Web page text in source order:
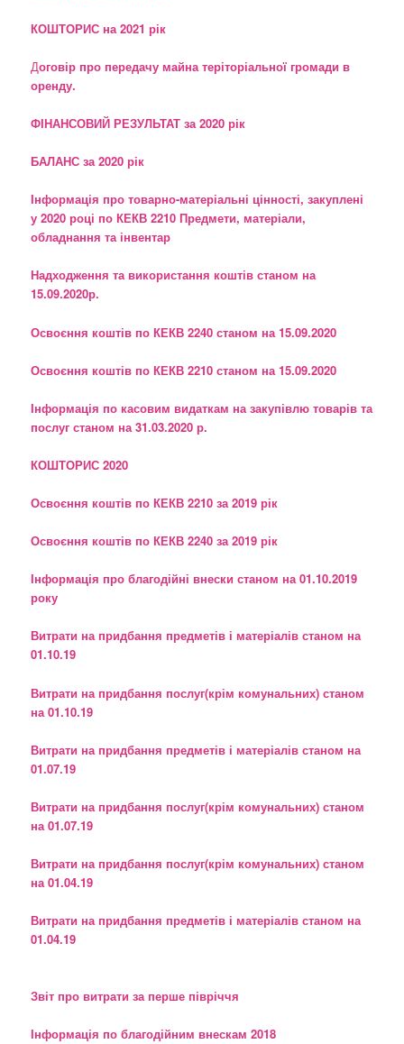
КОШТОРИС на 2021 рік
Договір про передачу майна теріторіальної громади в
оренду.
ФІНАНСОВИЙ РЕЗУЛЬТАТ за 2020 рік
БАЛАНС за 2020 рік
Інформація про товарно-матеріальні цінності, закуплені
у 2020 році по КЕКВ 2210 Предмети, матеріали,
обладнання та інвентар
Надходження та використання коштів станом на
15.09.2020р.
Освоєння коштів по КЕКВ 2240 станом на 15.09.2020
Освоєння коштів по КЕКВ 2210 станом на 15.09.2020
Інформація по касовим видаткам на закупівлю товарів та
послуг станом на 31.03.2020 р.
КОШТОРИС 2020
Освоєння коштів по КЕКВ 2210 за 2019 рік
Освоєння коштів по КЕКВ 2240 за 2019 рік
Інформація про благодійні внески станом на 01.10.2019
року
Витрати на придбання предметів і матеріалів станом на
01.10.19
Витрати на придбання послуг(крім комунальних) станом
на 01.10.19
Витрати на придбання предметів і матеріалів станом на
01.07.19
Витрати на придбання послуг(крім комунальних) станом
на 01.07.19
Витрати на придбання послуг(крім комунальних) станом
на 01.04.19
Витрати на придбання предметів і матеріалів станом на
01.04.19
Звіт про витрати за перше півріччя
Інформація по благодійним внескам 2018